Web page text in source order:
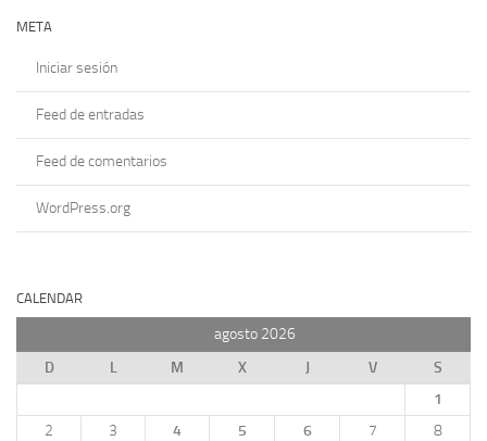
META
Iniciar sesión
Feed de entradas
Feed de comentarios
WordPress.org
CALENDAR
agosto 2026
D
L M X J V
S
1
2
3 4 5 6 7
8